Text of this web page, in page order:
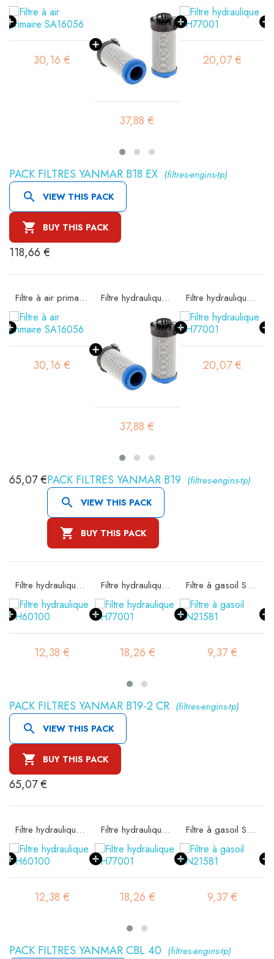
30,16 €
37,88 €
20,07 €
PACK FILTRES YANMAR B18 EX (filtres-engins-tp)
 VIEW THIS PACK
 BUY THIS PACK
118,66 €
Filtre à air primaire SA16056
30,16 €
Filtre hydraulique SH74190
37,88 €
Filtre hydraulique SH77001
20,07 €
PACK FILTRES YANMAR B19 (filtres-engins-tp)
 VIEW THIS PACK
 BUY THIS PACK
65,07 €
Filtre hydraulique SH60100
12,38 €
Filtre hydraulique SH77001
18,26 €
Filtre à gasoil SN21581
9,37 €
PACK FILTRES YANMAR B19-2 CR (filtres-engins-tp)
 VIEW THIS PACK
 BUY THIS PACK
65,07 €
Filtre hydraulique SH60100
12,38 €
Filtre hydraulique SH77001
18,26 €
Filtre à gasoil SN21581
9,37 €
PACK FILTRES YANMAR CBL 40 (filtres-engins-tp)